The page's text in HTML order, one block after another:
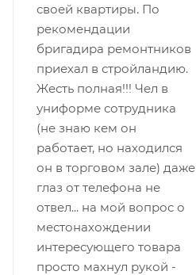
своей квартиры. По
рекомендации
бригадира ремонтников
приехал в стройландию.
Жесть полная!!! Чел в
униформе сотрудника
(не знаю кем он
работает, но находился
он в торговом зале) даже
глаз от телефона не
отвел... на мой вопрос о
местонахождении
интересующего товара
просто махнул рукой -